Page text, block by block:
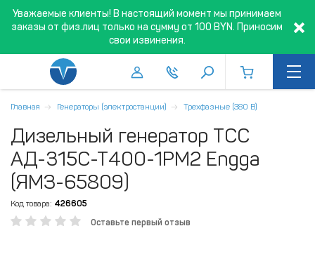
Уважаемые клиенты! В настоящий момент мы принимаем
заказы от физ.лиц только на сумму от 100 BYN. Приносим
свои извинения.
Главная Генераторы (электростанции) Трехфазные (380 В)
Дизельный генератор ТСС
АД-315С-Т400-1РМ2 Engga
(ЯМЗ-65809)
Код товара: 426605
Оставьте первый отзыв